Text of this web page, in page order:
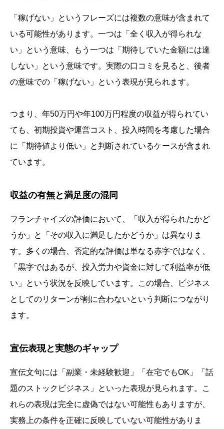
「稼げない」というフレーズには複数の意味が含まれて
いる可能性があります。一つは「全く収入が得られな
い」という意味、もう一つは「期待していた金額には達
しない」という意味です。実際の口コミを見ると、後者
の意味での「稼げない」という表現が見られます。
つまり、年50万円や年100万円程度の収益が得られてい
ても、初期投資や運営コスト、投入時間を考慮した場合
に「期待値より低い」と判断されているケースが含まれ
ています。
収益の有無と満足度の混同
フランチャイズの評価において、「収入が得られたかど
うか」と「その収入に満足したかどうか」は異なりま
す。多くの場合、否定的な評価は単なる赤字ではなく、
「黒字ではあるが、投入労力や資金に対して利益率が低
い」という状況を反映しています。この場合、ビジネス
としてのリターンが割に合わないという判断につながり
ます。
宣伝表現と実態のギャップ
宣伝文句には「副業・未経験歓迎」「在宅でもOK」「話
題のストックビジネス」といった表現が見られます。こ
れらの表現は完全に虚偽ではない可能性もありますが、
実務上の条件を正確に反映していない可能性がありま